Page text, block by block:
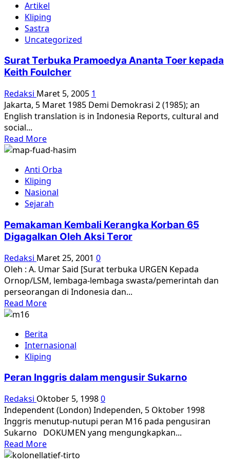
SULAMI
Mantan
Sekjennas
GERWANI
Artikel
Kliping
Sastra
Uncategorized
Surat Terbuka Pramoedya Ananta Toer kepada
Keith Foulcher
Redaksi Maret 5, 2005 1
Jakarta, 5 Maret 1985 Demi Demokrasi 2 (1985); an
English translation is in Indonesia Reports, cultural and
social...
Read MoreRead
more
Surat
Terbuka
Pramoedya
Ananta
kepada
Keith
Anti Orba
Kliping
Nasional
Sejarah
Pemakaman Kembali Kerangka Korban 65
Digagalkan Oleh Aksi Teror
Redaksi Maret 25, 2001 0
Oleh : A. Umar Said [Surat terbuka URGEN Kepada
Ornop/LSM, lembaga-lembaga swasta/pemerintah dan
perseorangan di Indonesia dan...
Read MoreRead
Pemakaman
Kembali
Kerangka
Korban
65
Digagalkan
Oleh
Aksi
Teror
Berita
Internasional
Kliping
Peran Inggris dalam mengusir Sukarno
Redaksi Oktober 5, 19980
Independent (London) Independen, 5 Oktober 1998
Inggris menutup-nutupi peran M16 pada pengusiran
Sukarno DOKUMEN yang mengungkapkan...
Read MoreRead
more